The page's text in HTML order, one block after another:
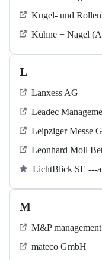
Kugel‐ und
Kühne + Nagel
L
Lanxess AG
Leadec
Leipziger Messe
Leonhard Moll
LichtBlick SE ---
M
M&P
mateco GmbH